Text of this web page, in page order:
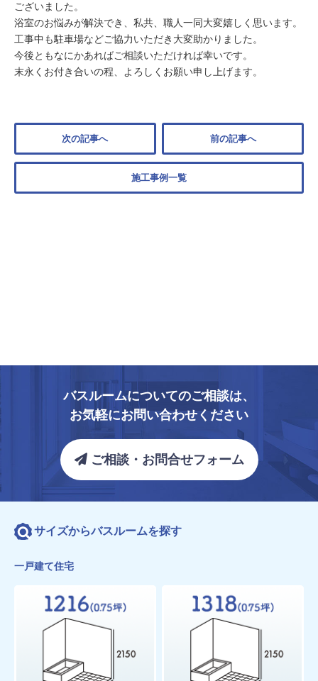
ございました。
浴室のお悩みが解決でき、私共、職人一同大変嬉しく思います。
工事中も駐車場などご協力いただき大変助かりました。
今後ともなにかあればご相談いただければ幸いです。
末永くお付き合いの程、よろしくお願い申し上げます。
次の記事へ 前の記事へ
施工事例一覧
バスルームについてのご相談は、
お気軽にお問い合わせください
ご相談・お問合せフォーム
サイズからバスルームを探す
一戸建て住宅